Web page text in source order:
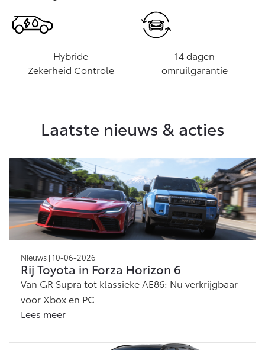
ELEKTRISCH
OOK ALS BATTERIJ-
ELEKTRISCH
Land Cruiser (excl. BTW)
Vanaf € 89.986,-
Hybride
Zekerheid Controle
14 dagen
omruilgarantie
Laatste nieuws & acties
Nieuws | 10-06-2026
Rij Toyota in Forza Horizon 6
Van GR Supra tot klassieke AE86: Nu verkrijgbaar
voor Xbox en PC
Lees meer